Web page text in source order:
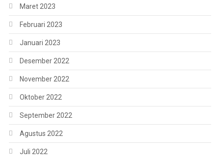
Maret 2023
Februari 2023
Januari 2023
Desember 2022
November 2022
Oktober 2022
September 2022
Agustus 2022
Juli 2022